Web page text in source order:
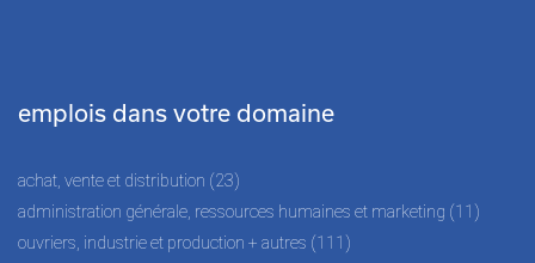
emplois dans votre domaine
achat, vente et distribution (23)
administration générale, ressources humaines et marketing (11)
ouvriers, industrie et production + autres (111)